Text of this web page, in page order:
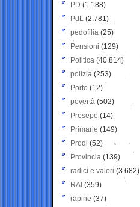
PD (1.188)
PdL (2.781)
pedofilia (25)
Pensioni (129)
Politica (40.814)
polizia (253)
Porto (12)
povertà (502)
Presepe (14)
Primarie (149)
Prodi (52)
Provincia (139)
radici e valori (3.682)
RAI (359)
rapine (37)